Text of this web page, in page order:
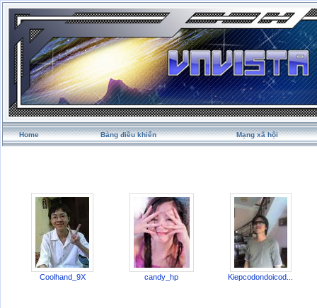
Home Bảng điều khiển Mạng xã hội
Coolhand_9X candy_hp Kiepcodondoicod...